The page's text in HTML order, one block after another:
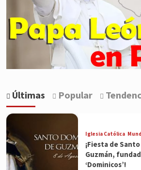
Últimas Popular
Iglesia Católica
¡Fiesta de
Guzmán,
‘Dominicos’!